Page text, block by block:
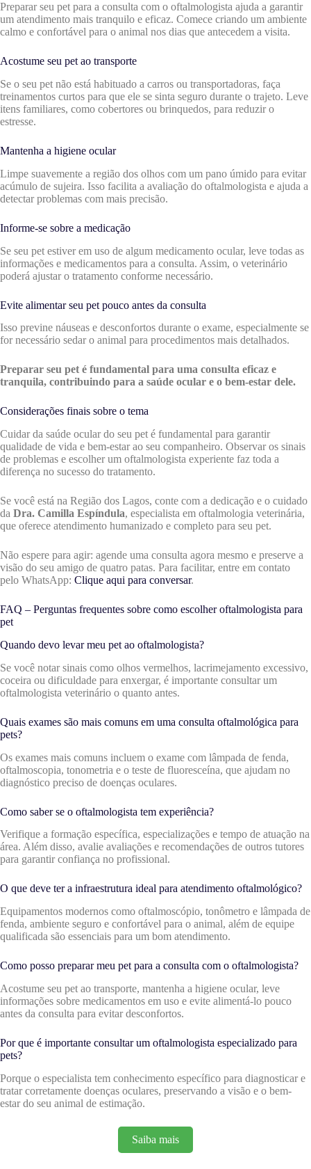
Preparar seu pet para a consulta com o oftalmologista ajuda a garantir
um atendimento mais tranquilo e eficaz. Comece criando um ambiente
calmo e confortável para o animal nos dias que antecedem a visita.
Acostume seu pet ao transporte
Se o seu pet não está habituado a carros ou transportadoras, faça
treinamentos curtos para que ele se sinta seguro durante o trajeto. Leve
itens familiares, como cobertores ou brinquedos, para reduzir o
estresse.
Mantenha a higiene ocular
Limpe suavemente a região dos olhos com um pano úmido para evitar
acúmulo de sujeira. Isso facilita a avaliação do oftalmologista e ajuda a
detectar problemas com mais precisão.
Informe-se sobre a medicação
Se seu pet estiver em uso de algum medicamento ocular, leve todas as
informações e medicamentos para a consulta. Assim, o veterinário
poderá ajustar o tratamento conforme necessário.
Evite alimentar seu pet pouco antes da consulta
Isso previne náuseas e desconfortos durante o exame, especialmente se
for necessário sedar o animal para procedimentos mais detalhados.
Preparar seu pet é fundamental para uma consulta eficaz e
tranquila, contribuindo para a saúde ocular e o bem-estar dele.
Considerações finais sobre o tema
Cuidar da saúde ocular do seu pet é fundamental para garantir
qualidade de vida e bem-estar ao seu companheiro. Observar os sinais
de problemas e escolher um oftalmologista experiente faz toda a
diferença no sucesso do tratamento.
Se você está na Região dos Lagos, conte com a dedicação e o cuidado
da Dra. Camilla Espíndula, especialista em oftalmologia veterinária,
que oferece atendimento humanizado e completo para seu pet.
Não espere para agir: agende uma consulta agora mesmo e preserve a
visão do seu amigo de quatro patas. Para facilitar, entre em contato
pelo WhatsApp: Clique aqui para conversar.
FAQ – Perguntas frequentes sobre como escolher oftalmologista para
pet
Quando devo levar meu pet ao oftalmologista?
Se você notar sinais como olhos vermelhos, lacrimejamento excessivo,
coceira ou dificuldade para enxergar, é importante consultar um
oftalmologista veterinário o quanto antes.
Quais exames são mais comuns em uma consulta oftalmológica para
pets?
Os exames mais comuns incluem o exame com lâmpada de fenda,
oftalmoscopia, tonometria e o teste de fluoresceína, que ajudam no
diagnóstico preciso de doenças oculares.
Como saber se o oftalmologista tem experiência?
Verifique a formação específica, especializações e tempo de atuação na
área. Além disso, avalie avaliações e recomendações de outros tutores
para garantir confiança no profissional.
O que deve ter a infraestrutura ideal para atendimento oftalmológico?
Equipamentos modernos como oftalmoscópio, tonômetro e lâmpada de
fenda, ambiente seguro e confortável para o animal, além de equipe
qualificada são essenciais para um bom atendimento.
Como posso preparar meu pet para a consulta com o oftalmologista?
Acostume seu pet ao transporte, mantenha a higiene ocular, leve
informações sobre medicamentos em uso e evite alimentá-lo pouco
antes da consulta para evitar desconfortos.
Por que é importante consultar um oftalmologista especializado para
pets?
Porque o especialista tem conhecimento específico para diagnosticar e
tratar corretamente doenças oculares, preservando a visão e o bem-
estar do seu animal de estimação.
Saiba mais